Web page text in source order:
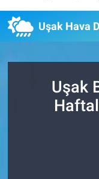
Uşak Hava
Uşak
TV 5 Ekranı